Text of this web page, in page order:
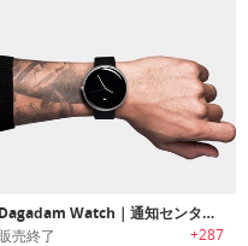
Dagadam Watch｜通知センター/ヘルスフィットネス機能を搭載したカーブタッチベゼルスマートウォッチ「ダガダム」
売終了 +287